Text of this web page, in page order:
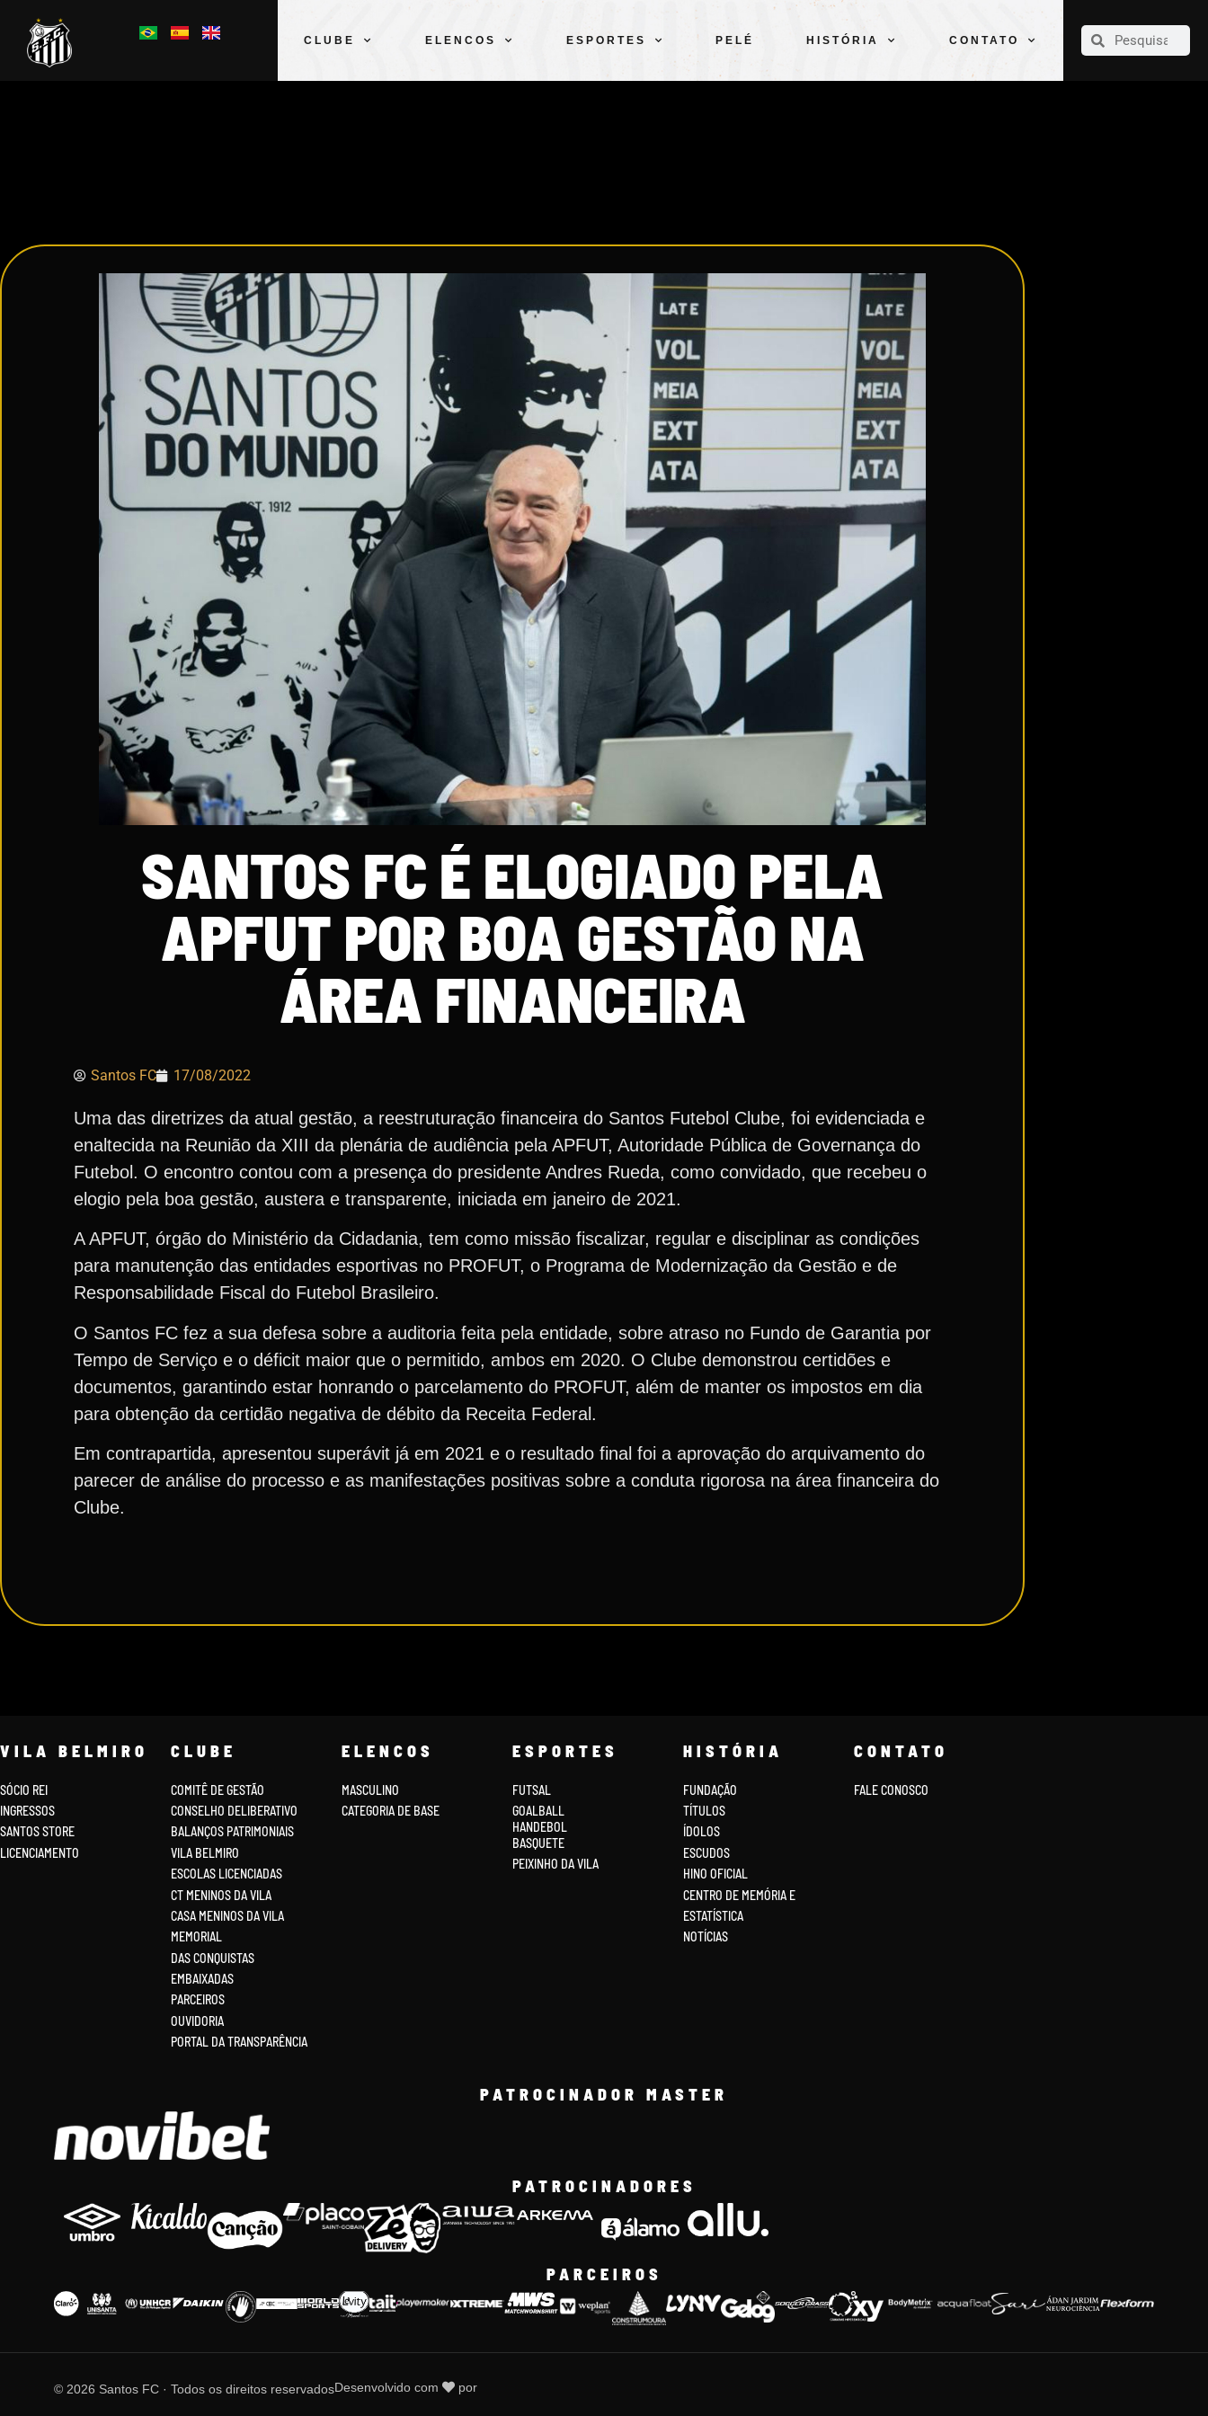
CLUBE ELENCOS ESPORTES PELÉ HISTÓRIA CONTATO
CLUBE
SANTOS FC É ELOGIADO PELA
APFUT POR BOA GESTÃO NA
ÁREA FINANCEIRA
Santos FC 17/08/2022
Uma das diretrizes da atual gestão, a reestruturação financeira do Santos Futebol Clube, foi evidenciada e
enaltecida na Reunião da XIII da plenária de audiência pela APFUT, Autoridade Pública de Governança do
Futebol. O encontro contou com a presença do presidente Andres Rueda, como convidado, que recebeu o
elogio pela boa gestão, austera e transparente, iniciada em janeiro de 2021.
A APFUT, órgão do Ministério da Cidadania, tem como missão fiscalizar, regular e disciplinar as condições
para manutenção das entidades esportivas no PROFUT, o Programa de Modernização da Gestão e de
Responsabilidade Fiscal do Futebol Brasileiro.
O Santos FC fez a sua defesa sobre a auditoria feita pela entidade, sobre atraso no Fundo de Garantia por
Tempo de Serviço e o déficit maior que o permitido, ambos em 2020. O Clube demonstrou certidões e
documentos, garantindo estar honrando o parcelamento do PROFUT, além de manter os impostos em dia
para obtenção da certidão negativa de débito da Receita Federal.
Em contrapartida, apresentou superávit já em 2021 e o resultado final foi a aprovação do arquivamento do
parecer de análise do processo e as manifestações positivas sobre a conduta rigorosa na área financeira do
Clube.
VILA BELMIRO
SÓCIO REI
INGRESSOS
SANTOS STORE
LICENCIAMENTO
CLUBE
COMITÊ DE GESTÃO
CONSELHO DELIBERATIVO
BALANÇOS PATRIMONIAIS
VILA BELMIRO
ESCOLAS LICENCIADAS
CT MENINOS DA VILA
CASA MENINOS DA VILA
MEMORIAL
DAS CONQUISTAS
EMBAIXADAS
PARCEIROS
OUVIDORIA
PORTAL DA TRANSPARÊNCIA
ELENCOS
MASCULINO
CATEGORIA DE BASE
ESPORTES
FUTSAL
GOALBALL
HANDEBOL
BASQUETE
PEIXINHO DA VILA
HISTÓRIA
FUNDAÇÃO
TÍTULOS
ÍDOLOS
ESCUDOS
HINO OFICIAL
CENTRO DE MEMÓRIA E
ESTATÍSTICA
NOTÍCIAS
CONTATO
FALE CONOSCO
PATROCINADOR MASTER
PATROCINADORES
PARCEIROS
© 2026 Santos FC · Todos os direitos reservadosDesenvolvido com por